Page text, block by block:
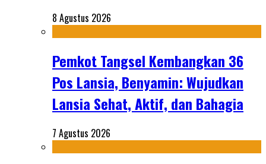
8 Agustus 2026
Pemkot Tangsel Kembangkan 36
Pos Lansia, Benyamin: Wujudkan
Lansia Sehat, Aktif, dan Bahagia
7 Agustus 2026